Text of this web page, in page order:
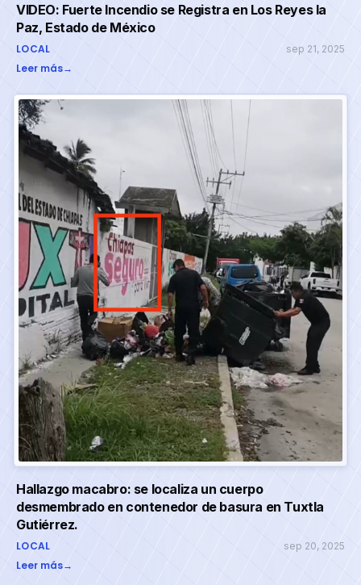
VIDEO: Fuerte Incendio se Registra en Los Reyes la
Paz, Estado de México
LOCAL sep 21, 2025
Leer más→
Hallazgo macabro: se localiza un cuerpo
desmembrado en contenedor de basura en Tuxtla
Gutiérrez.
LOCAL sep 20, 2025
Leer más→